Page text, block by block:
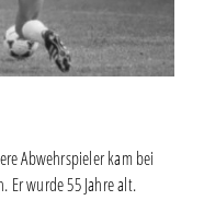
Abwehrspieler kam bei
Er wurde 55 Jahre alt.